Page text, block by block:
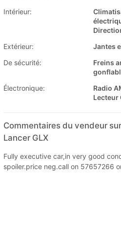
Intérieur:
Extérieur:
Jantes
De sécurité:
Freins
Électronique:
Radio
Lecteur
Commentaires du vendeur
Lancer GLX
Fully executive car,in very good
spoiler.price neg.call on 57657266